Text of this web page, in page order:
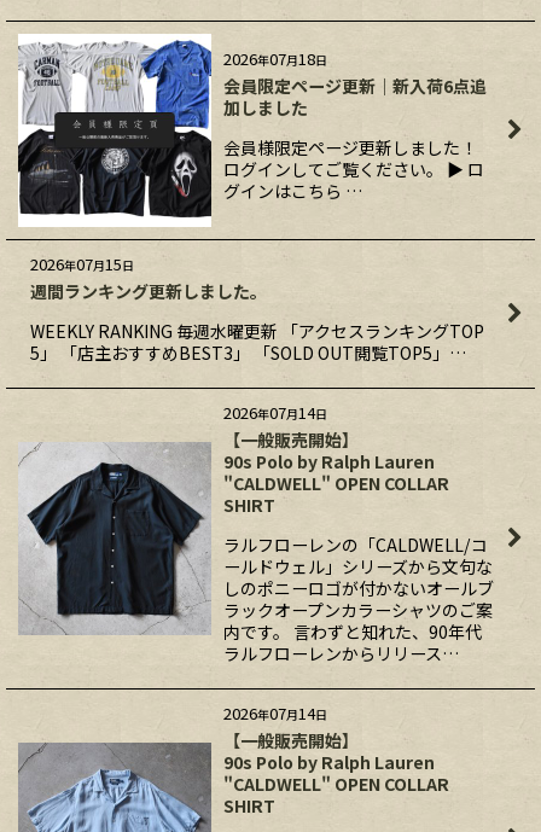
2026年07月18日
会員限定ページ更新｜新入荷6点追
加しました
会員様限定ページ更新しました！
ログインしてご覧ください。 ▶ ロ
グインはこちら …
2026年07月15日
週間ランキング更新しました。
WEEKLY RANKING 毎週水曜更新 「アクセスランキングTOP
5」 「店主おすすめBEST3」 「SOLD OUT閲覧TOP5」…
2026年07月14日
【一般販売開始】
90s Polo by Ralph Lauren
"CALDWELL" OPEN COLLAR
SHIRT
ラルフローレンの「CALDWELL/コ
ールドウェル」シリーズから文句な
しのポニーロゴが付かないオールブ
ラックオープンカラーシャツのご案
内です。 言わずと知れた、90年代
ラルフローレンからリリース…
2026年07月14日
【一般販売開始】
90s Polo by Ralph Lauren
"CALDWELL" OPEN COLLAR
SHIRT